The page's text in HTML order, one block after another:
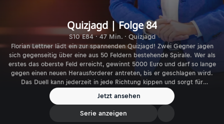
Quizjagd | Folge 84
S10 E84 · 47 Min. · Quizjagd
Florian Lettner lädt ein zur spannenden Quizjagd! Zwei Gegner jagen
sich gegenseitig über eine aus 50 Feldern bestehende Spirale. Wer als
erstes das oberste Feld erreicht, gewinnt 5000 Euro und darf so lange
gegen einen neuen Herausforderer antreten, bis er geschlagen wird.
Das Duell kann jederzeit in jede Richtung kippen und sorgt für
Jetzt ansehen
Serie anzeigen